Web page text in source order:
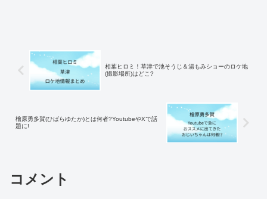
相葉ヒロミ！草津で池そうじ＆湯もみショーのロケ地
(撮影場所)はどこ?
檜原勇多賀(ひばらゆたか)とは何者?YoutubeやXで話
題に!
コメント